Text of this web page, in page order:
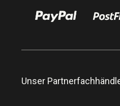
Unser